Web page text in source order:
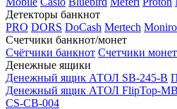
Детекторы банкнот
PRO DORS DoCash Mertech
Счетчики банкнот/монет
Счётчики банкнот Счетчики монет
Денежные ящики
Денежный ящик АТОЛ SB-245-B
Денежный ящик АТОЛ FlipTop-MB
CS-CB-004